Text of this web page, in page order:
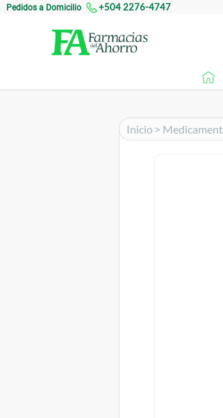
Pedidos a Domicilio +504 2276-4747
Inicio >